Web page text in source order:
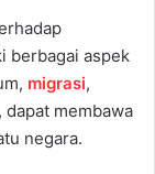
berbagai aspek
migrasi,
membawa
negara.